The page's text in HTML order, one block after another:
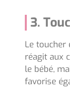
3.
Le toucher
réagit aux
le bébé,
favorise